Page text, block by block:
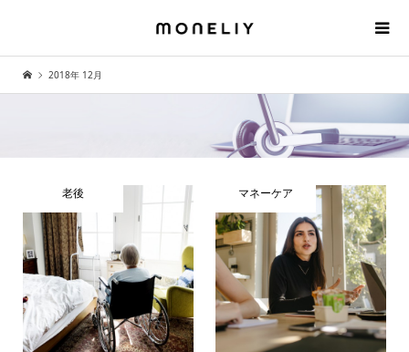
2018年 12月
老後 マネーケア